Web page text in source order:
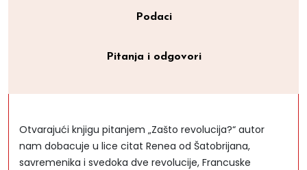
Podaci
Pitanja i odgovori
Otvarajući knjigu pitanjem „Zašto revolucija?“ autor
nam dobacuje u lice citat Renea od Šatobrijana,
savremenika i svedoka dve revolucije, Francuske